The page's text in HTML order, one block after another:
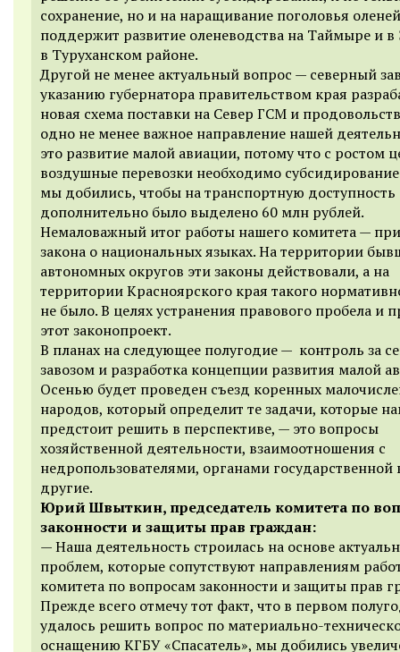
сохранение, но и на наращивание поголовья
поддержит развитие оленеводства на Таймыре и в
в Туруханском районе.
Другой не менее актуальный вопрос — северный
указанию губернатора правительством края
новая схема поставки на Север ГСМ и
одно не менее важное направление нашей
это развитие малой авиации, потому что с ростом
воздушные перевозки необходимо
мы добились, чтобы на транспортную доступность
дополнительно было выделено 60 млн рублей.
Немаловажный итог работы нашего комитета —
закона о национальных языках. На территории
автономных округов эти законы действовали, а на
территории Красноярского края такого
не было. В целях устранения правового пробела и
этот законопроект.
В планах на следующее полугодие — контроль за
завозом и разработка концепции развития малой
Осенью будет проведен съезд коренных
народов, который определит те задачи, которые
предстоит решить в перспективе, — это вопросы
хозяйственной деятельности, взаимоотношения с
недропользователями, органами государственной
другие.
Юрий Швыткин, председатель комитета по
законности и защиты прав граждан:
— Наша деятельность строилась на основе
проблем, которые сопутствуют направлениям
комитета по вопросам законности и защиты прав
Прежде всего отмечу тот факт, что в первом
удалось решить вопрос по материально-
оснащению КГБУ «Спасатель», мы добились